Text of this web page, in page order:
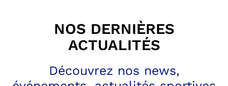
NOS DERNIÈRES
ACTUALITÉS
Découvrez nos news,